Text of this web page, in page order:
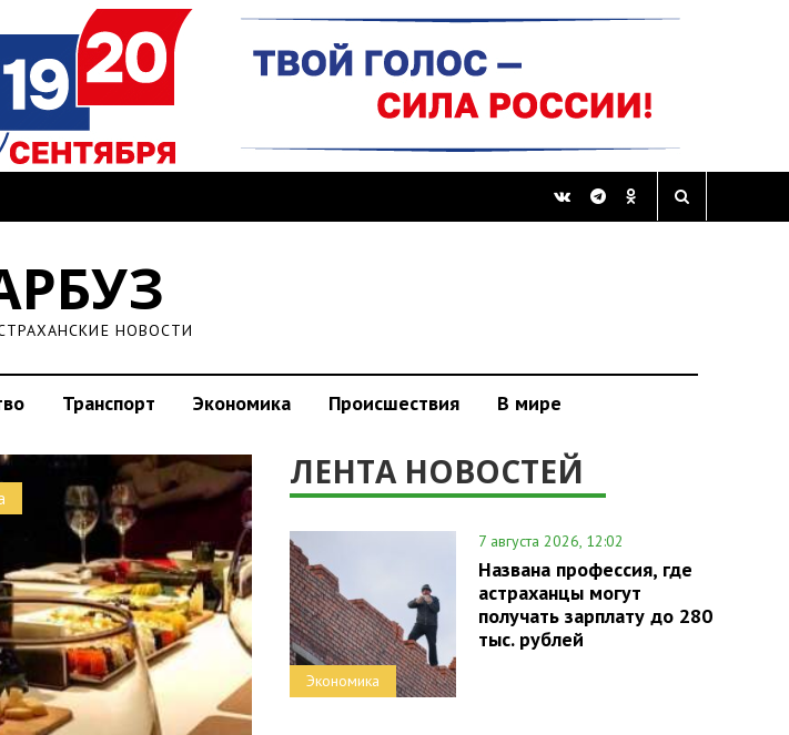
НОВОСТИ
Транспорт Экономика Происшествия В мире
ЛЕНТА НОВОСТЕЙ
Экономика
7 августа 2026, 12:02
Названа профессия, где
астраханцы могут
получать зарплату до 280
тыс. рублей